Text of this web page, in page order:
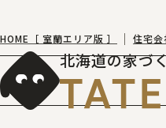
北海道の家づ
HOME［ 室蘭エリア版 ］ 住宅会